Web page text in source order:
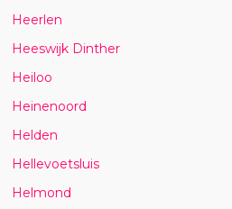
Heerlen
Heeswijk Dinther
Heiloo
Heinenoord
Helden
Hellevoetsluis
Helmond